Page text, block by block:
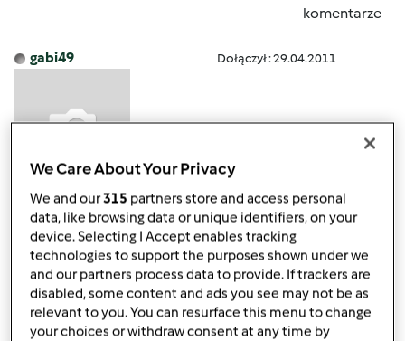
komentarze
gabi49 Dołączył : 29.04.2011
sob., 04/13/2013 - 16:35
Może źle się wyraziłam, że speedcook to kopia TM. On
jest wzorowany na thermomixie, ale mechanizmy ma
inne. Wyglądem tylko przypomina poprzedni model
TM21. To tyle sprostowania.
We Care About Your Privacy
We and our315 partners store and access personal
data, like browsing data or unique identifiers, on your
device. Selecting I Accept enables tracking
technologies to support the purposes shown under we
and our partners process data to provide. If trackers are
disabled, some content and ads you see may not be as
relevant to you. You can resurface this menu to change
your choices or withdraw consent at any time by